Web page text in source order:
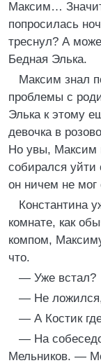
Максим…
попросилась
треснул? А
Бедная Элька.
Максим знал
проблемы с
Элька к этому
девочка в
Но увы, Максим
собирался
он ничем не мог
Константина
комнате, как
компом,
что.
— Уже встал?
— Не
— А Костик
— На
Мельников. —